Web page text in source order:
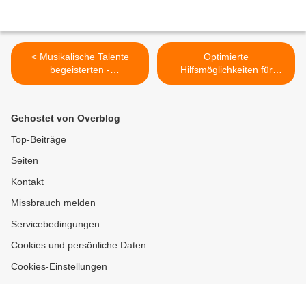
< Musikalische Talente
begeisterten -
Veitshöchheimer Q12 -
Optimierte
Hilfsmöglichkeiten für
Veitshöchheimer Wehr
Gehostet von Overblog
Top-Beiträge
Seiten
Kontakt
Missbrauch melden
Servicebedingungen
Cookies und persönliche Daten
Cookies-Einstellungen